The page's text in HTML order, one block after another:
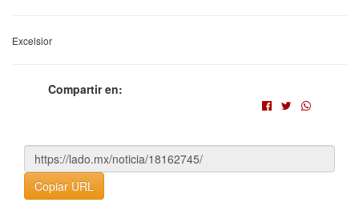
Excelsior
Compartir en:
Copiar URL